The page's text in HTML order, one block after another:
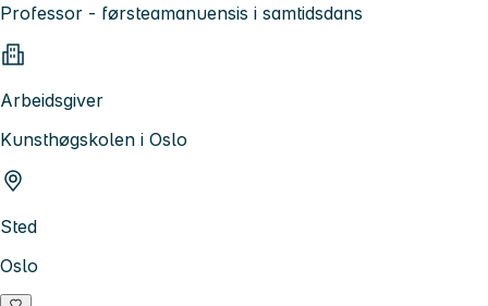
Professor - førsteamanuensis i samtidsdans
Arbeidsgiver
Kunsthøgskolen i Oslo
Sted
Oslo